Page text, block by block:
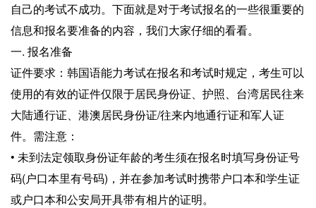
自己的考试不成功。下面就是对于考试报名的一些很重要的
信息和报名要准备的内容，我们大家仔细的看看。
一. 报名准备
证件要求：韩国语能力考试在报名和考试时规定，考生可以
使用的有效的证件仅限于居民身份证、护照、台湾居民往来
大陆通行证、港澳居民身份证/往来内地通行证和军人证
件。需注意：
• 未到法定领取身份证年龄的考生须在报名时填写身份证号
码(户口本里有号码)，并在参加考试时携带户口本和学生证
或户口本和公安局开具带有相片的证明。